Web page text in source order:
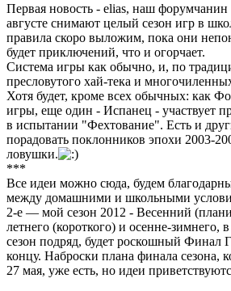
Первая новость - elias, наш форумчанин
августе снимают целый сезон игр в
правила скоро выложим, пока они
будет приключений, что и огорчает.
Система игры как обычно, и, по
пресловутого хай-тека и
Хотя будет, кроме всех обычных: как
игры, еще один - Испанец - участвует
в испытании "Фехтование". Есть и
порадовать поклонников эпохи 2003-
ловушки.
***
Все идеи можно сюда, будем
между домашними и школьными
2-е — мой сезон 2012 - Весенний
летнего (короткого) и осенне-зимнего,
сезон подряд, будет роскошный Финал
концу. Наброски плана финала сезона,
27 мая, уже есть, но идеи